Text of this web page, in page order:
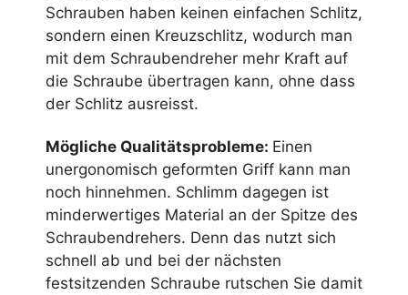
Schrauben haben keinen einfachen Schlitz,
sondern einen Kreuzschlitz, wodurch man
mit dem Schraubendreher mehr Kraft auf
die Schraube übertragen kann, ohne dass
der Schlitz ausreisst.
Mögliche Qualitätsprobleme: Einen
unergonomisch geformten Griff kann man
noch hinnehmen. Schlimm dagegen ist
minderwertiges Material an der Spitze des
Schraubendrehers. Denn das nutzt sich
schnell ab und bei der nächsten
festsitzenden Schraube rutschen Sie damit